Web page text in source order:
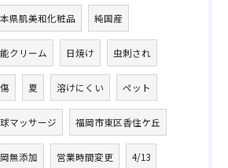
県肌美和化粧品 純国産
クリーム 日焼け 虫刺され
夏 溶けにくい ペット
マッサージ 福岡市東区香住ケ丘
無添加 営業時間変更 4/13